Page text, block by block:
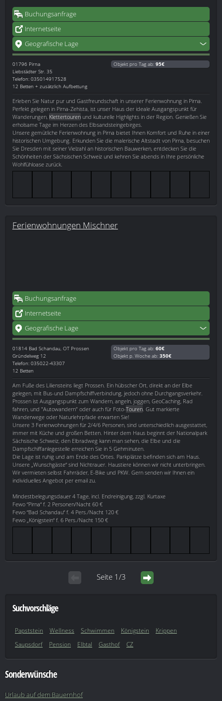
Buchungsanfrage
Internetseite
Geografische Lage
01796 Pirna
Liebstädter Str. 35
Telefon: 035014917528
12 Betten + zusätzlich Aufbettung
Objekt pro Tag ab: 95€
Erleben Sie Natur pur und Gastfreundschaft in unserer Ferienwohnung in Pirna.
Perfekt gelegen in Pirna-Zehista, ist unser Haus der ideale Ausgangspunkt für
Wanderungen, Klettertouren und kulturelle Highlights in der Region. Genießen Sie
erholsame Tage im Herzen des Elbsandsteingebirges.
Unsere gemütliche Ferienwohnung in Pirna bietet Ihnen Komfort und Ruhe in einer
historischen Umgebung. Erkunden Sie die malerische Altstadt von Pirna, besuchen
Sie Dresden mit seiner Vielzahl an historischen Bauwerken, entdecken Sie die
Schönheiten der Sächsischen Schweiz und kehren Sie abends in Ihre persönliche
Wohlfühloase zurück.
Ferienwohnungen Mischner
Buchungsanfrage
Internetseite
Geografische Lage
01814 Bad Schandau, OT Prossen
Gründelweg 12
Telefon: 035022-43307
12 Betten
Objekt pro Tag ab: 60€
Objekt p. Woche ab: 350€
Am Fuße des Liliensteins liegt Prossen. Ein hübscher Ort, direkt an der Elbe
gelegen, mit Bus-und Dampfschiffverbindung, jedoch ohne Durchgangsverkehr.
Prossen ist Ausgangspunkt zum Wandern, angeln, joggen, GeoCaching, Rad
fahren, und "Autowandern" oder auch für Foto-Touren . Gut markierte
Wanderwege oder Naturlehrpfade erwarten Sie!
Unsere 3 Ferienwohnungen für 2/4/6 Personen, sind unterschiedlich ausgestattet,
immer mit Küche und großen Betten. Hinter dem Haus beginnt der Nationalpark
Sächsische Schweiz, den Elbradweg kann man sehen, die Elbe und die
Dampfschiffanlegestelle erreichen Sie in 5 Gehminuten.
Die Lage ist ruhig und am Ende des Ortes. Parkplätze befinden sich am Haus.
Unsere „Wunschgäste“ sind Nichtrauer. Haustiere können wir nicht unterbringen.
Wir vermieten selbst Fahrräder, E-Bike und PKW. Gern senden wir Ihnen ein
individuelles Angebot per email zu.
Mindestbelegungsdauer 4 Tage, incl. Endreinigung, zzgl. Kurtaxe
Fewo “Pirna“ f. 2 Personen/Nacht 60 €
Fewo “Bad Schandau“ f. 4 Pers./Nacht 120 €
Fewo „Königstein“ f. 6 Pers./Nacht 150 €
Seite 1/3
Suchvorschläge
Papststein Wellness Schwimmen Königstein
Krippen
Saupsdorf
Pension Elbtal Gasthof CZ
Sonderwünsche
Urlaub auf dem Bauernhof